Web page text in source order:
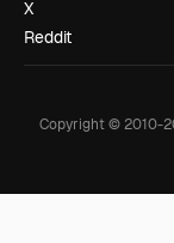
X
Reddit
Copyright © 2010-